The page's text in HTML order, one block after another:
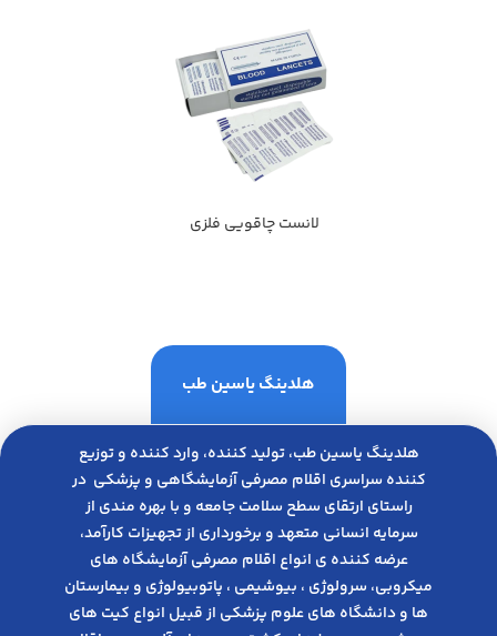
لانست چاقویی فلزی
هلدینگ یاسین طب
هلدینگ یاسین طب، تولید کننده، وارد کننده و توزیع
کننده سراسری اقلام مصرفی آزمایشگاهی و پزشکی در
راﺳﺘﺎی ارﺗﻘﺎی ﺳﻄﺢ ﺳﻼﻣﺖ ﺟﺎﻣﻌﻪ و ﺑﺎ ﺑﻬﺮه ﻣﻨﺪی از
ﺳﺮﻣﺎﯾﻪ انسانی متعهد و ﺑﺮﺧﻮرداری از ﺗﺠﻬﯿﺰات ﮐﺎرآﻣﺪ،
عرضه کننده ی انواع اﻗﻼم مصرفی آزﻣﺎﯾﺸﮕﺎه های
میکروبی، ﺳﺮوﻟﻮژی ، ﺑﯿﻮﺷﯿﻤﯽ ، پاتوبیولوژی و بیمارستان
ها و دانشگاه های علوم پزشکی از قبیل انواع کیت های